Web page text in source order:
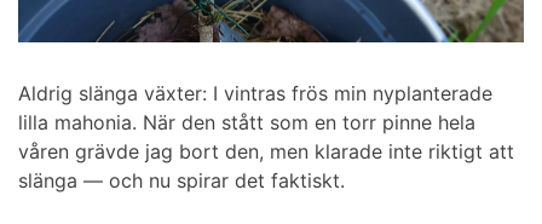
Aldrig slänga växter: I vintras frös min nyplanterade
lilla mahonia. När den stått som en torr pinne hela
våren grävde jag bort den, men klarade inte riktigt att
slänga — och nu spirar det faktiskt.